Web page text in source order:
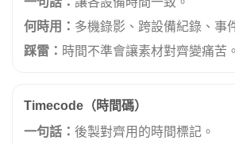
何時用： 多機錄影、跨設備紀錄、事
踩雷： 時間不準會讓素材對齊變痛苦。
Timecode（時間碼）
一句話： 後製對齊用的時間標記。